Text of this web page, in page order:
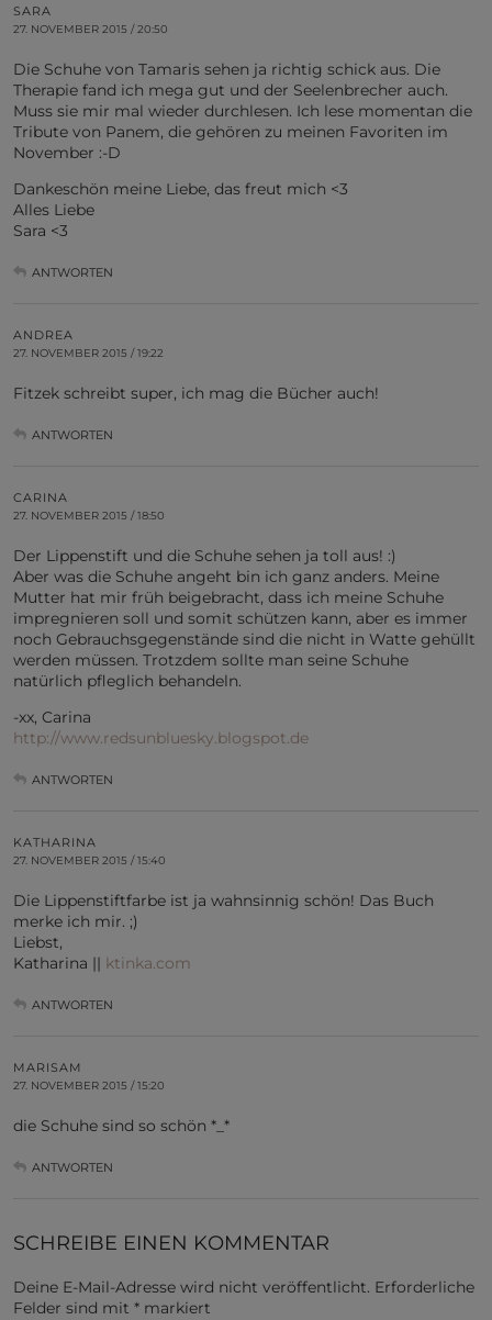
SARA
27. NOVEMBER 2015 / 20:50
Die Schuhe von Tamaris sehen ja richtig schick aus. Die
Therapie fand ich mega gut und der Seelenbrecher auch.
Muss sie mir mal wieder durchlesen. Ich lese momentan die
Tribute von Panem, die gehören zu meinen Favoriten im
November :-D
Dankeschön meine Liebe, das freut mich <3
Alles Liebe
Sara <3
ANTWORTEN
ANDREA
27. NOVEMBER 2015 / 19:22
Fitzek schreibt super, ich mag die Bücher auch!
ANTWORTEN
CARINA
27. NOVEMBER 2015 / 18:50
Der Lippenstift und die Schuhe sehen ja toll aus! :)
Aber was die Schuhe angeht bin ich ganz anders. Meine
Mutter hat mir früh beigebracht, dass ich meine Schuhe
impregnieren soll und somit schützen kann, aber es immer
noch Gebrauchsgegenstände sind die nicht in Watte gehüllt
werden müssen. Trotzdem sollte man seine Schuhe
natürlich pfleglich behandeln.
-xx, Carina
http://www.redsunbluesky.blogspot.de
ANTWORTEN
KATHARINA
27. NOVEMBER 2015 / 15:40
Die Lippenstiftfarbe ist ja wahnsinnig schön! Das Buch
merke ich mir. ;)
Liebst,
Katharina || ktinka.com
ANTWORTEN
MARISAM
27. NOVEMBER 2015 / 15:20
die Schuhe sind so schön *_*
ANTWORTEN
SCHREIBE EINEN KOMMENTAR
Deine E-Mail-Adresse wird nicht veröffentlicht. Erforderliche
Felder sind mit * markiert